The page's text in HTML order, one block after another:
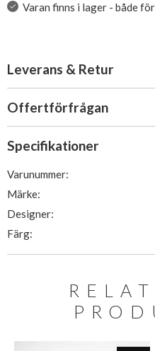
Varan finns i lager - både
Leverans & Retur
Offertförfrågan
Specifikationer
Varunummer:
Märke:
Designer:
Färg: